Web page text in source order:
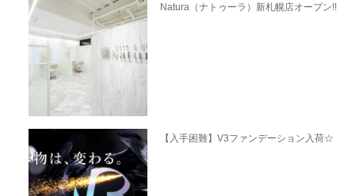
Natura（ナトゥーラ）新札幌店オープン!!
【入手困難】V3ファンデーション入荷☆